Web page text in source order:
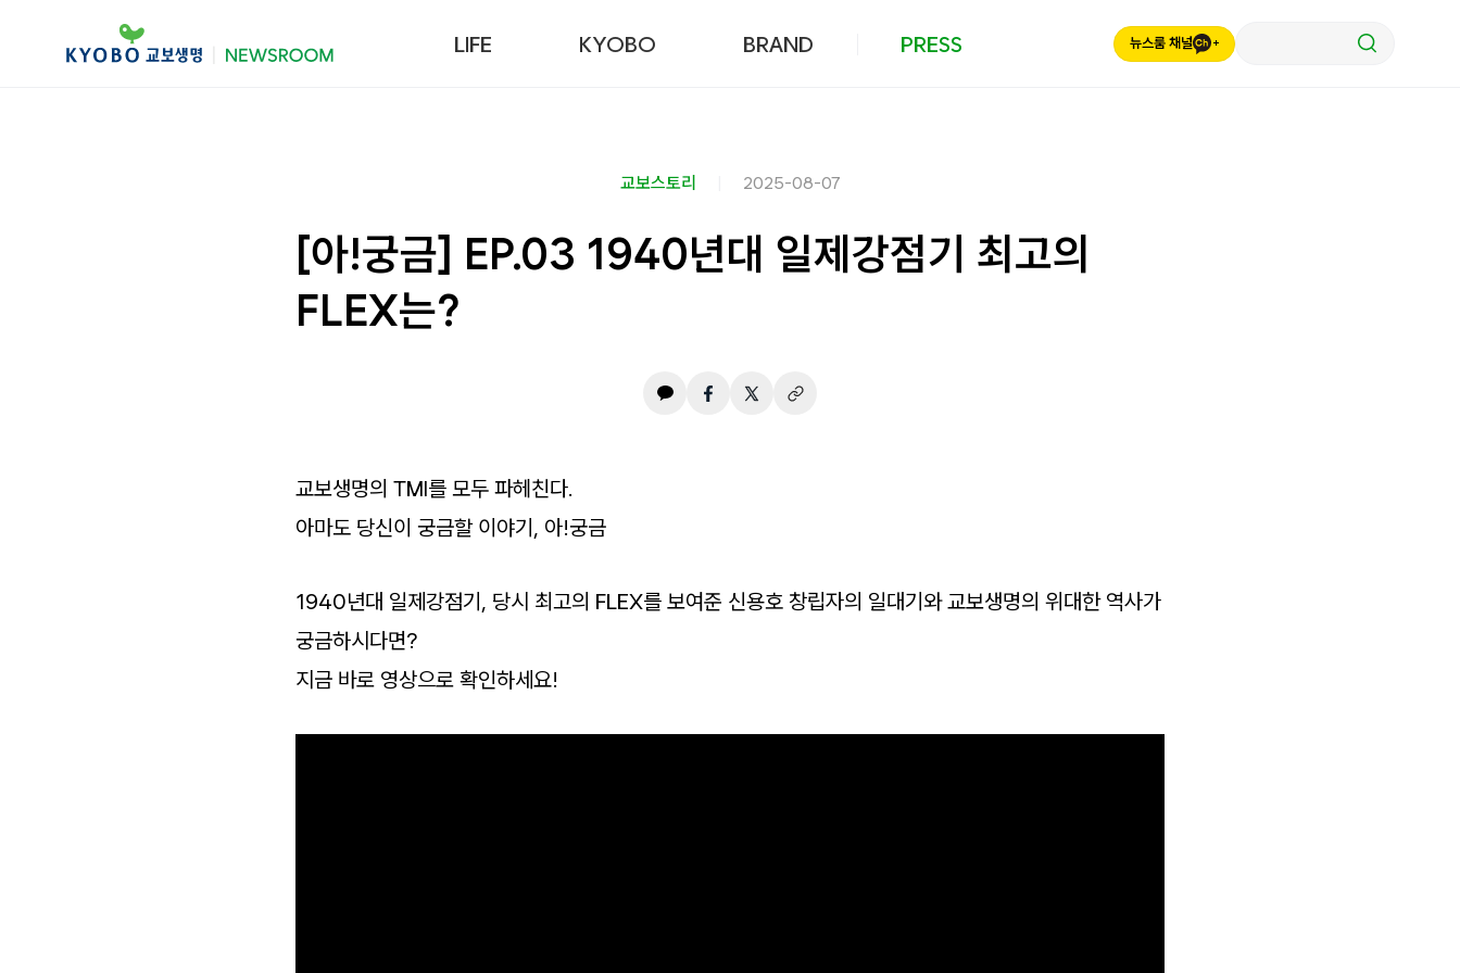
LIFE KYOBO BRAND PRESS 뉴스룸 채널
교보스토리 2025-08-07
[아!궁금] EP.03 1940년대 일제강점기 최고의
FLEX는?
교보생명의 TMI를 모두 파헤친다.
아마도 당신이 궁금할 이야기, 아!궁금
1940년대 일제강점기, 당시 최고의 FLEX를 보여준 신용호 창립자의 일대기와 교보생명의 위대한 역사가
궁금하시다면?
지금 바로 영상으로 확인하세요!